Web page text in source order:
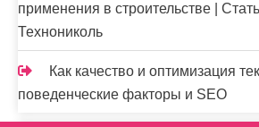
применения в строительстве |
Технониколь
Как качество и оптимизация
поведенческие факторы и SEO